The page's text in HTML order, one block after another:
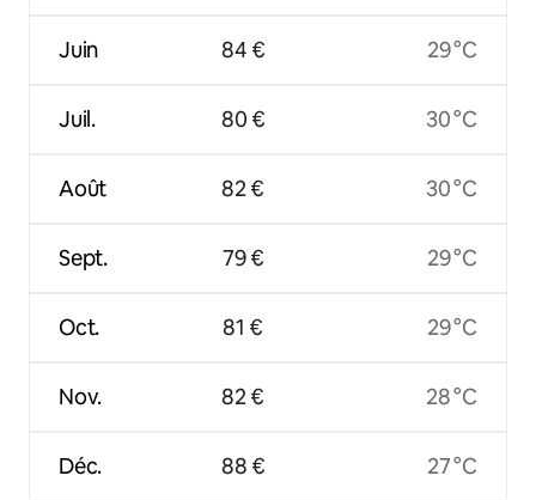
Juin
Juil.
Août
Sept.
Oct.
Nov.
Déc.
84 €
80 €
82 €
79 €
81 €
82 €
88 €
29 °C
30 °C
30 °C
29 °C
29 °C
28 °C
27 °C